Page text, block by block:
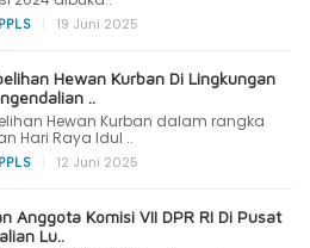
19 Juni 2025
Hewan Kurban Di Lingkungan
..
Hewan Kurban dalam rangka
Hari Raya Idul ..
12 Juni 2025
Anggota Komisi VII DPR RI Di Pusat
Lu..